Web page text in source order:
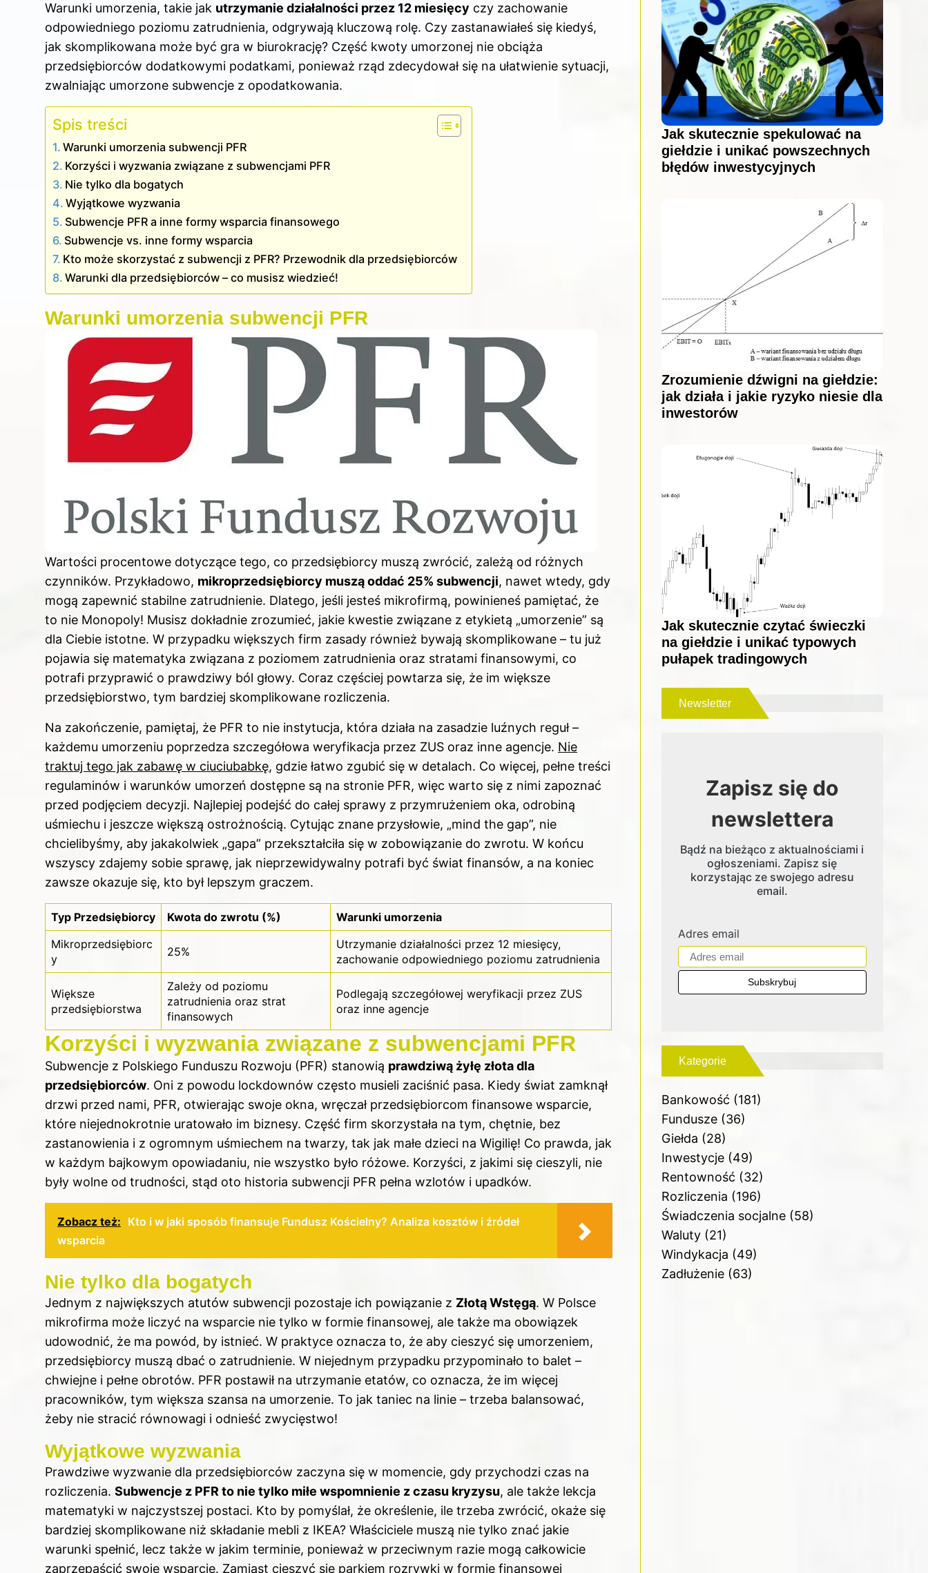
Warunki umorzenia, takie jak utrzymanie działalności przez 12 miesięcy czy zachowanie
odpowiedniego poziomu zatrudnienia, odgrywają kluczową rolę. Czy zastanawiałeś się kiedyś,
jak skomplikowana może być gra w biurokrację? Część kwoty umorzonej nie obciąża
przedsiębiorców dodatkowymi podatkami, ponieważ rząd zdecydował się na ułatwienie sytuacji,
zwalniając umorzone subwencje z opodatkowania.
Spis treści
Warunki umorzenia subwencji PFR
Korzyści i wyzwania związane z subwencjami PFR
Nie tylko dla bogatych
Wyjątkowe wyzwania
Subwencje PFR a inne formy wsparcia finansowego
Subwencje vs. inne formy wsparcia
Kto może skorzystać z subwencji z PFR? Przewodnik dla przedsiębiorców
Warunki dla przedsiębiorców – co musisz wiedzieć!
Warunki umorzenia subwencji PFR
Wartości procentowe dotyczące tego, co przedsiębiorcy muszą zwrócić, zależą od różnych
czynników. Przykładowo, mikroprzedsiębiorcy muszą oddać 25% subwencji, nawet wtedy, gdy
mogą zapewnić stabilne zatrudnienie. Dlatego, jeśli jesteś mikrofirmą, powinieneś pamiętać, że
to nie Monopoly! Musisz dokładnie zrozumieć, jakie kwestie związane z etykietą „umorzenie” są
dla Ciebie istotne. W przypadku większych firm zasady również bywają skomplikowane – tu już
pojawia się matematyka związana z poziomem zatrudnienia oraz stratami finansowymi, co
potrafi przyprawić o prawdziwy ból głowy. Coraz częściej powtarza się, że im większe
przedsiębiorstwo, tym bardziej skomplikowane rozliczenia.
Na zakończenie, pamiętaj, że PFR to nie instytucja, która działa na zasadzie luźnych reguł –
każdemu umorzeniu poprzedza szczegółowa weryfikacja przez ZUS oraz inne agencje. Nie
traktuj tego jak zabawę w ciuciubabkę, gdzie łatwo zgubić się w detalach. Co więcej, pełne treści
regulaminów i warunków umorzeń dostępne są na stronie PFR, więc warto się z nimi zapoznać
przed podjęciem decyzji. Najlepiej podejść do całej sprawy z przymrużeniem oka, odrobiną
uśmiechu i jeszcze większą ostrożnością. Cytując znane przysłowie, „mind the gap”, nie
chcielibyśmy, aby jakakolwiek „gapa” przekształciła się w zobowiązanie do zwrotu. W końcu
wszyscy zdajemy sobie sprawę, jak nieprzewidywalny potrafi być świat finansów, a na koniec
zawsze okazuje się, kto był lepszym graczem.
Typ Przedsiębiorcy Kwota do zwrotu (%)
Warunki umorzenia
Mikroprzedsiębiorc
y
25%
Utrzymanie działalności przez 12 miesięcy,
zachowanie odpowiedniego poziomu zatrudnienia
Większe
przedsiębiorstwa
Zależy od poziomu
zatrudnienia oraz strat
finansowych
Podlegają szczegółowej weryfikacji przez ZUS
oraz inne agencje
Korzyści i wyzwania związane z subwencjami PFR
Subwencje z Polskiego Funduszu Rozwoju (PFR) stanowią prawdziwą żyłę złota dla
przedsiębiorców. Oni z powodu lockdownów często musieli zaciśnić pasa. Kiedy świat zamknął
drzwi przed nami, PFR, otwierając swoje okna, wręczał przedsiębiorcom finansowe wsparcie,
które niejednokrotnie uratowało im biznesy. Część firm skorzystała na tym, chętnie, bez
zastanowienia i z ogromnym uśmiechem na twarzy, tak jak małe dzieci na Wigilię! Co prawda, jak
w każdym bajkowym opowiadaniu, nie wszystko było różowe. Korzyści, z jakimi się cieszyli, nie
były wolne od trudności, stąd oto historia subwencji PFR pełna wzlotów i upadków.
Zobacz też: Kto i w jaki sposób finansuje Fundusz Kościelny? Analiza kosztów i źródeł
wsparcia
Nie tylko dla bogatych
Jednym z największych atutów subwencji pozostaje ich powiązanie z Złotą Wstęgą. W Polsce
mikrofirma może liczyć na wsparcie nie tylko w formie finansowej, ale także ma obowiązek
udowodnić, że ma powód, by istnieć. W praktyce oznacza to, że aby cieszyć się umorzeniem,
przedsiębiorcy muszą dbać o zatrudnienie. W niejednym przypadku przypominało to balet –
chwiejne i pełne obrotów. PFR postawił na utrzymanie etatów, co oznacza, że im więcej
pracowników, tym większa szansa na umorzenie. To jak taniec na linie – trzeba balansować,
żeby nie stracić równowagi i odnieść zwycięstwo!
Wyjątkowe wyzwania
Prawdziwe wyzwanie dla przedsiębiorców zaczyna się w momencie, gdy przychodzi czas na
rozliczenia. Subwencje z PFR to nie tylko miłe wspomnienie z czasu kryzysu, ale także lekcja
matematyki w najczystszej postaci. Kto by pomyślał, że określenie, ile trzeba zwrócić, okaże się
bardziej skomplikowane niż składanie mebli z IKEA? Właściciele muszą nie tylko znać jakie
warunki spełnić, lecz także w jakim terminie, ponieważ w przeciwnym razie mogą całkowicie
zaprzepaścić swoje wsparcie. Zamiast cieszyć się parkiem rozrywki w formie finansowej
Jak skutecznie spekulować na
giełdzie i unikać powszechnych
błędów inwestycyjnych
Zrozumienie dźwigni na giełdzie:
jak działa i jakie ryzyko niesie dla
inwestorów
Jak skutecznie czytać świeczki
na giełdzie i unikać typowych
pułapek tradingowych
Newsletter
Zapisz się do
newslettera
Bądź na bieżąco z aktualnościami i
ogłoszeniami. Zapisz się
korzystając ze swojego adresu
email.
Adres email
Kategorie
Bankowość (181)
Fundusze(36)
Giełda (28)
Inwestycje(49)
Rentowność (32)
Rozliczenia (196)
Świadczenia socjalne(58)
Waluty(21)
Windykacja (49)
Zadłużenie(63)